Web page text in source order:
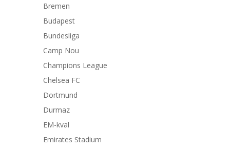
Bremen
Budapest
Bundesliga
Camp Nou
Champions League
Chelsea FC
Dortmund
Durmaz
EM-kval
Emirates Stadium